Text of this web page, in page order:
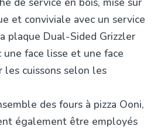
et conviviale avec un service
plaque Dual-Sided Grizzler
face lisse et une face
cuissons selon les
des fours à pizza Ooni,
également être employés